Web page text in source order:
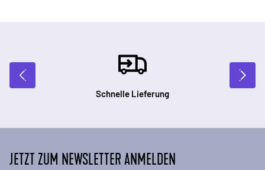
Schnelle Lieferung
JETZT ZUM NEWSLETTER ANMELDEN